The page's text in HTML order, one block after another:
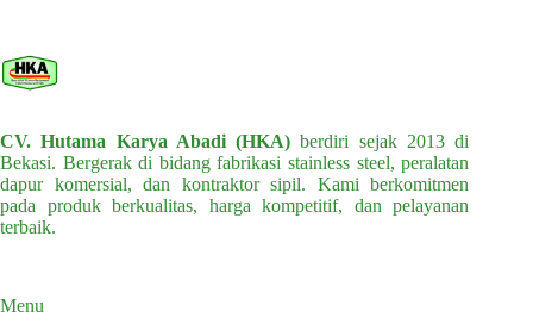
CV. Hutama Karya Abadi (HKA) berdiri sejak 2013 di
Bekasi. Bergerak di bidang fabrikasi stainless steel, peralatan
dapur komersial, dan kontraktor sipil. Kami berkomitmen
pada produk berkualitas, harga kompetitif, dan pelayanan
terbaik.
Menu